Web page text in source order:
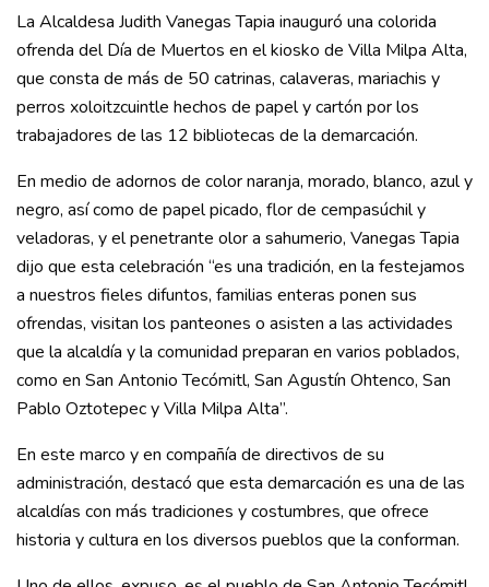
La Alcaldesa Judith Vanegas Tapia inauguró una colorida
ofrenda del Día de Muertos en el kiosko de Villa Milpa Alta,
que consta de más de 50 catrinas, calaveras, mariachis y
perros xoloitzcuintle hechos de papel y cartón por los
trabajadores de las 12 bibliotecas de la demarcación.
En medio de adornos de color naranja, morado, blanco, azul y
negro, así como de papel picado, flor de cempasúchil y
veladoras, y el penetrante olor a sahumerio, Vanegas Tapia
dijo que esta celebración “es una tradición, en la festejamos
a nuestros fieles difuntos, familias enteras ponen sus
ofrendas, visitan los panteones o asisten a las actividades
que la alcaldía y la comunidad preparan en varios poblados,
como en San Antonio Tecómitl, San Agustín Ohtenco, San
Pablo Oztotepec y Villa Milpa Alta”.
En este marco y en compañía de directivos de su
administración, destacó que esta demarcación es una de las
alcaldías con más tradiciones y costumbres, que ofrece
historia y cultura en los diversos pueblos que la conforman.